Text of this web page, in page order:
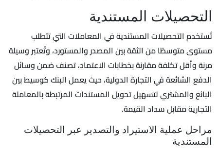
التحصيلات المستندية
تُستخدم التحصيلات المستندية في المعاملات التي تتطلب
مستوى متوسطًا من الثقة بين المصدر والمستورد، وتُعتبر وسيلة
مرنة وأقل تكلفة مقارنة بخطابات الاعتماد، تصنف ضمن وسائل
الدفع الشائعة في التجارة الدولية، حيث يعمل البنك كوسيط بين
البائع والمشتري لتسهيل تحويل المستندات المرتبطة بالمعاملة
التجارية مقابل سداد القيمة.
مراحل عملية الاستيراد والتصدير عبر التحصيلات
المستندية